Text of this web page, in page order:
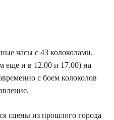
часы с 43 колоколами.
еще и в 12.00 и 17.00) на
с боем колоколов
сцены из прошлого города